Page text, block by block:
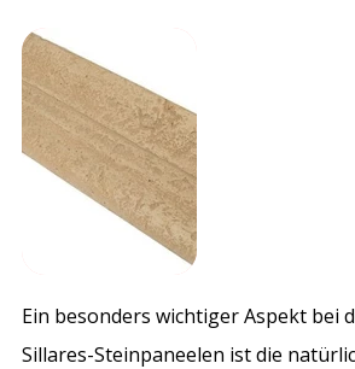
Ein besonders wichtiger Aspekt bei
Sillares-Steinpaneelen ist die